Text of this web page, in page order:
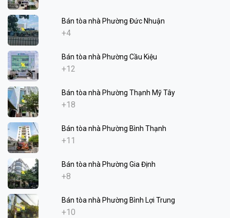
Bán tòa nhà Phường Đức Nhuận
+4
Bán tòa nhà Phường Cầu Kiệu
+12
Bán tòa nhà Phường Thạnh Mỹ Tây
+18
Bán tòa nhà Phường Bình Thạnh
+11
Bán tòa nhà Phường Gia Định
+8
Bán tòa nhà Phường Bình Lợi Trung
+10